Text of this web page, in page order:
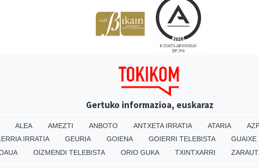
Gertuko informazioa, euskaraz
ALEA AMEZTI ANBOTO ANTXETA IRRATIA ATARIA
IRRATIA GEURIA GOIENA GOIERRI TELEBISTA GUAIXE
OIZMENDI TELEBISTA ORIO GUKA TXINTXARRI